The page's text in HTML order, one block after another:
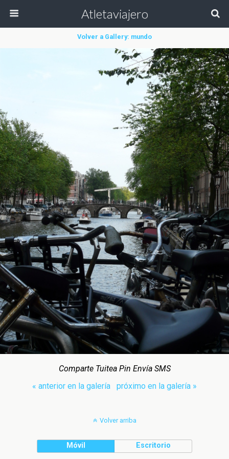
Atletaviajero
Volver a Gallery: mundo
Comparte Tuitea Pin Envía SMS
« anterior en la galería
próximo en la galería »
Volver arriba
Móvil Escritorio